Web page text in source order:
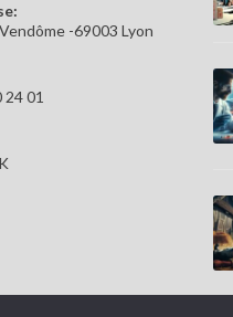
-69003 Lyon
24 01